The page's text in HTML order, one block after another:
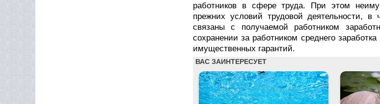
работников в сфере труда. При этом
прежних условий трудовой деятельности, в
связаны с получаемой работником
сохранении за работником среднего
имущественных гарантий.